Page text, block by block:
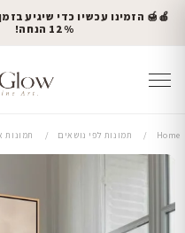
🍎🍯 הזמינו עכשיו כדי שיגיע
12% הנחה!
Home תמונות לפי נושאים תמונות